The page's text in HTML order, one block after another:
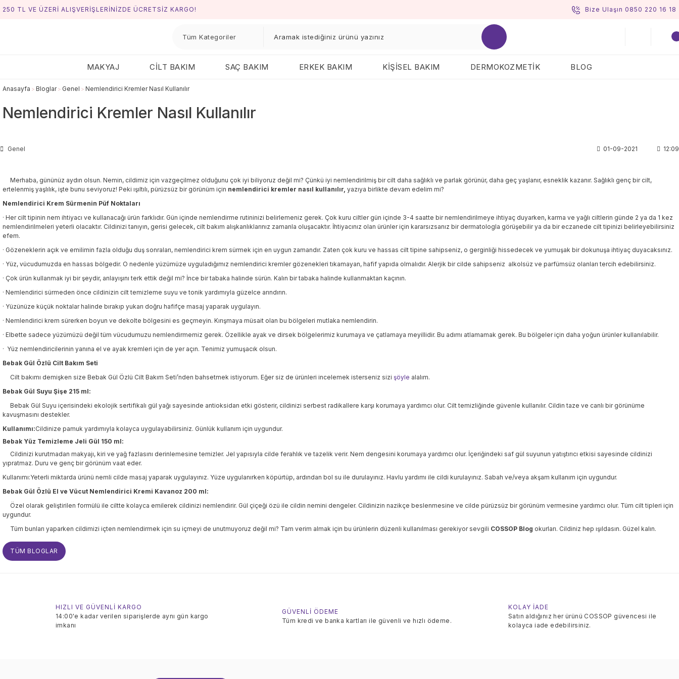
250 TL VE ÜZERİ ALIŞVERİŞLERİNİZDE ÜCRETSİZ KARGO! Bize Ulaşın 0850 220 16 18
MAKYAJ CİLT BAKIM SAÇ BAKIM ERKEK BAKIM KİŞİSEL BAKIM DERMOKOZMETİK BLOG
Anasayfa Bloglar Genel Nemlendirici Kremler Nasıl Kullanılır
Nemlendirici Kremler Nasıl Kullanılır
Genel 01-09-2021 12:09
Merhaba, gününüz aydın olsun. Nemin, cildimiz için vazgeçilmez olduğunu çok iyi biliyoruz değil mi? Çünkü iyi nemlendirilmiş bir cilt daha sağlıklı ve parlak görünür, daha geç yaşlanır, esneklik kazanır. Sağlıklı genç bir cilt,
ertelenmiş yaşlılık, işte bunu seviyoruz! Peki ışıltılı, pürüzsüz bir görünüm için nemlendirici kremler nasıl kullanılır, yazıya birlikte devam edelim mi?
Nemlendirici Krem Sürmenin Püf Noktaları
· Her cilt tipinin nem ihtiyacı ve kullanacağı ürün farklıdır. Gün içinde nemlendirme rutininizi belirlemeniz gerek. Çok kuru ciltler gün içinde 3-4 saatte bir nemlendirilmeye ihtiyaç duyarken, karma ve yağlı ciltlerin günde 2 ya da 1 kez
nemlendirilmeleri yeterli olacaktır. Cildinizi tanıyın, gerisi gelecek, cilt bakım alışkanlıklarınız zamanla oluşacaktır. İhtiyacınız olan ürünler için kararsızsanız bir dermatologla görüşebilir ya da bir eczanede cilt tipinizi belirleyebilirsiniz
efem.
· Gözeneklerin açık ve emilimin fazla olduğu duş sonraları, nemlendirici krem sürmek için en uygun zamandır. Zaten çok kuru ve hassas cilt tipine sahipseniz, o gerginliği hissedecek ve yumuşak bir dokunuşa ihtiyaç duyacaksınız.
· Yüz, vücudumuzda en hassas bölgedir. O nedenle yüzümüze uyguladığımız nemlendirici kremler gözenekleri tıkamayan, hafif yapıda olmalıdır. Alerjik bir cilde sahipseniz alkolsüz ve parfümsüz olanları tercih edebilirsiniz.
· Çok ürün kullanmak iyi bir şeydir, anlayışını terk ettik değil mi? İnce bir tabaka halinde sürün. Kalın bir tabaka halinde kullanmaktan kaçının.
· Nemlendirici sürmeden önce cildinizin cilt temizleme suyu ve tonik yardımıyla güzelce arındırın.
· Yüzünüze küçük noktalar halinde bırakıp yukarı doğru hafifçe masaj yaparak uygulayın.
· Nemlendirici krem sürerken boyun ve dekolte bölgesini es geçmeyin. Kırışmaya müsait olan bu bölgeleri mutlaka nemlendirin.
· Elbette sadece yüzümüzü değil tüm vücudumuzu nemlendirmemiz gerek. Özellikle ayak ve dirsek bölgelerimiz kurumaya ve çatlamaya meyillidir. Bu adımı atlamamak gerek. Bu bölgeler için daha yoğun ürünler kullanılabilir.
· Yüz nemlendiricilerinin yanına el ve ayak kremleri için de yer açın. Tenimiz yumuşacık olsun.
Bebak Gül Özlü Cilt Bakım Seti
Cilt bakımı demişken size Bebak Gül Özlü Cilt Bakım Seti’nden bahsetmek istiyorum. Eğer siz de ürünleri incelemek isterseniz sizi şöyle alalım.
Bebak Gül Suyu Şişe 215 ml:
Bebak Gül Suyu içerisindeki ekolojik sertifikalı gül yağı sayesinde antioksidan etki gösterir, cildinizi serbest radikallere karşı korumaya yardımcı olur. Cilt temizliğinde güvenle kullanılır. Cildin taze ve canlı bir görünüme
kavuşmasını destekler.
Kullanımı:Cildinize pamuk yardımıyla kolayca uygulayabilirsiniz. Günlük kullanım için uygundur.
Bebak Yüz Temizleme Jeli Gül 150 ml:
Cildinizi kurutmadan makyajı, kiri ve yağ fazlasını derinlemesine temizler. Jel yapısıyla cilde ferahlık ve tazelik verir. Nem dengesini korumaya yardımcı olur. İçeriğindeki saf gül suyunun yatıştırıcı etkisi sayesinde cildinizi
yıpratmaz. Duru ve genç bir görünüm vaat eder.
Kullanımı:Yeterli miktarda ürünü nemli cilde masaj yaparak uygulayınız. Yüze uygulanırken köpürtüp, ardından bol su ile durulayınız. Havlu yardımı ile cildi kurulayınız. Sabah ve/veya akşam kullanım için uygundur.
Bebak Gül Özlü El ve Vücut Nemlendirici Kremi Kavanoz 200 ml:
Özel olarak geliştirilen formülü ile ciltte kolayca emilerek cildinizi nemlendirir. Gül çiçeği özü ile cildin nemini dengeler. Cildinizin nazikçe beslenmesine ve cilde pürüzsüz bir görünüm vermesine yardımcı olur. Tüm cilt tipleri için
uygundur.
Tüm bunları yaparken cildimizi içten nemlendirmek için su içmeyi de unutmuyoruz değil mi? Tam verim almak için bu ürünlerin düzenli kullanılması gerekiyor sevgili COSSOP Blog okurları. Cildiniz hep ışıldasın. Güzel kalın.
TÜM BLOGLAR
HIZLI VE GÜVENLİ KARGO
14:00'e kadar verilen siparişlerde aynı gün kargo
imkanı
GÜVENLİ ÖDEME
Tüm kredi ve banka kartları ile güvenli ve hızlı ödeme.
KOLAY İADE
Satın aldığınız her ürünü COSSOP güvencesi ile
kolayca iade edebilirsiniz.